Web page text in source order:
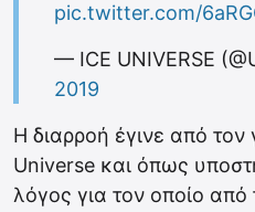
pic.twitter.com/
— ICE UNIVERSE
2019
Η διαρροή έγινε από
Universe και όπως
λόγος για τον οποίο